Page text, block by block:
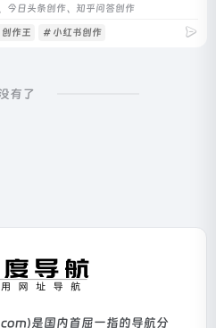
今日头条创作、知乎问答创作
作王 # 小红书创作
有了
是国内首屈一指的导航分